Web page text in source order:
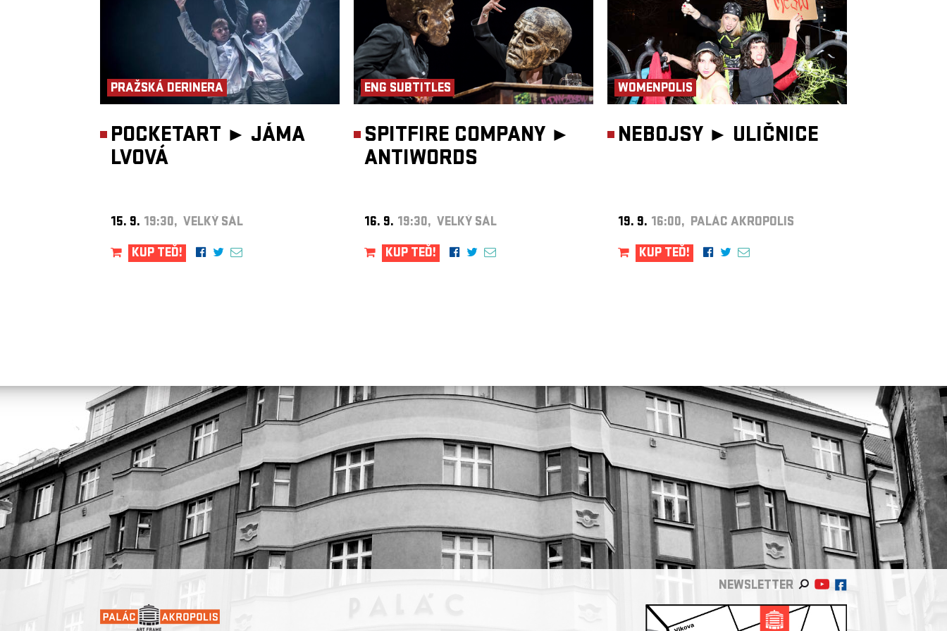
Představení vzniklo za podpory Hlavního města Praha, Ministerstva
kultury ČR a Státního fondu kultury ČR.
PRAŽSKÁ DERINERA
POCKETART ► JÁMA
LVOVÁ
15. 9. 19:30, VELKÝ SÁL
KUP TEĎ!
ENG SUBTITLES
SPITFIRE COMPANY ►
ANTIWORDS
16. 9. 19:30, VELKÝ SÁL
KUP TEĎ!
WOMENPOLIS
NEBOJSY ► ULIČNICE
19. 9. 16:00, PALÁC AKROPOLIS
KUP TEĎ!
NEWSLETTER